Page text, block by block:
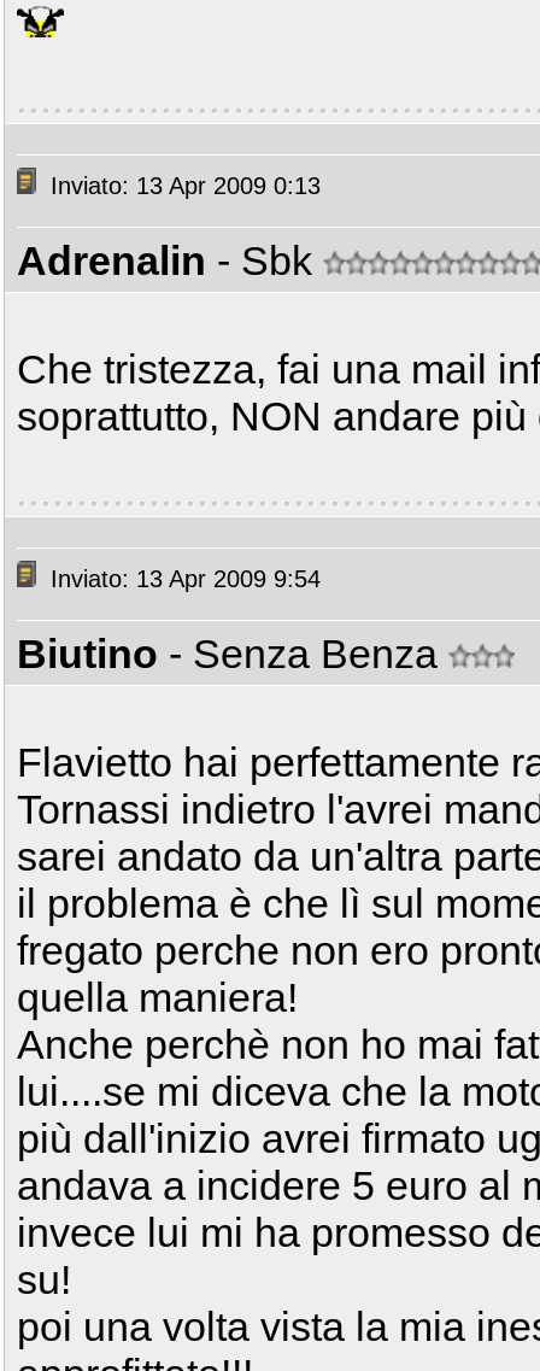
Inviato: 13 Apr 2009 0:13
Adrenalin - Sbk
Che tristezza, fai una mail
soprattutto, NON andare
Inviato: 13 Apr 2009 9:54
Biutino - Senza Benza
Flavietto hai perfettamente
Tornassi indietro l'avrei
sarei andato da un'altra
il problema è che lì sul
fregato perche non ero
quella maniera!
Anche perchè non ho mai
lui....se mi diceva che la
più dall'inizio avrei firmato
andava a incidere 5 euro al
invece lui mi ha promesso
su!
poi una volta vista la mia